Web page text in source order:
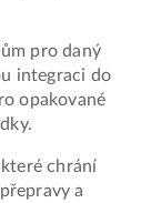
pro daný
integraci do
opakované
chrání
a